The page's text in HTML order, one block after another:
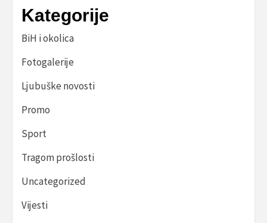
Kategorije
BiH i okolica
Fotogalerije
Ljubuške novosti
Promo
Sport
Tragom prošlosti
Uncategorized
Vijesti